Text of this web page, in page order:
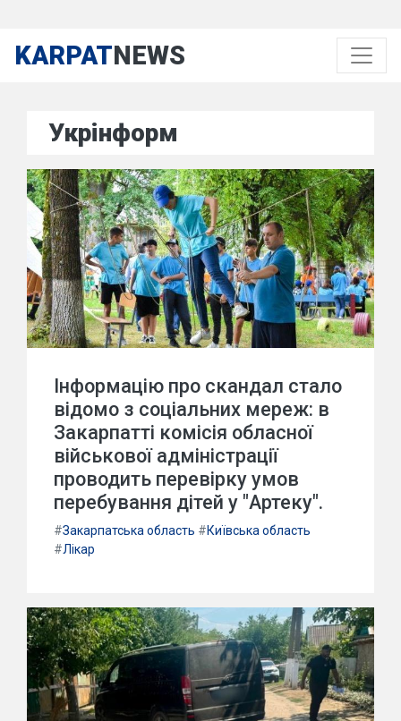
KARPATNEWS
Укрінформ
Інформацію про скандал стало
відомо з соціальних мереж: в
Закарпатті комісія обласної
військової адміністрації
проводить перевірку умов
перебування дітей у "Артеку".
#Закарпатська область #Київська область
#Лікар